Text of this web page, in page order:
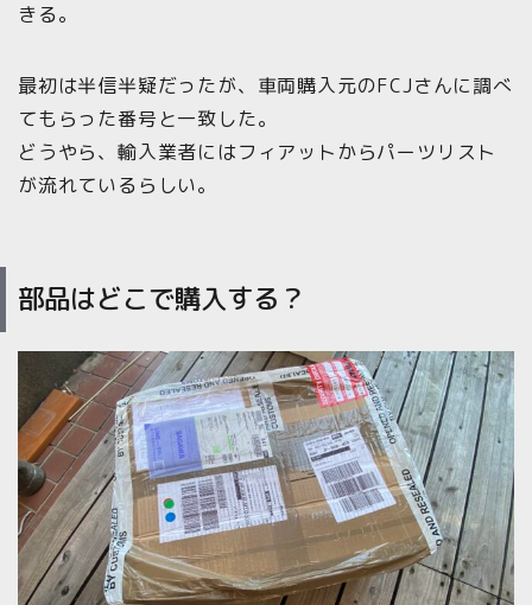
きる。
最初は半信半疑だったが、車両購入元のFCJさんに調べ
てもらった番号と一致した。
どうやら、輸入業者にはフィアットからパーツリスト
が流れているらしい。
部品はどこで購入する？